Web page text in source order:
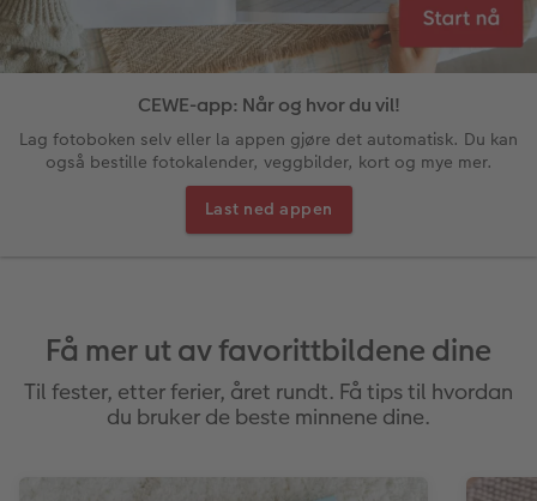
Papirtyper og omslag
Bestillingsmuligheter
Anledninger
Enkel bildeoverføring
Gratis bildelagring
CEWE FOTOBOK Color pop
Panoramaside
Bilde i ramme
Fotolerret
Bilde på skumplate
Galleritrykk
Fotoplakat med kart
Fotoplakat med plakatlist
Fotocollage
Art prints
Bildeboks
Fotoplakat standardpapir
Fotosett
Fremkall engangskameraet
Digitalisering
Inspirasjon
Dekorasjon
Klistremerker
Tekstiler
Skole og kontor
Fyll selv gaveeske
Mobildeksler
Kjæledyr
Ekspresskort
Storformat ekspress
Ekspresskalender
Hvordan fungerer det?
Invitasjoner
Dåp
Design selv
Alle anledninger
Postkort
Kort med fotoinnstikk
Bordkort
Kalenderbok
Ukeplanlegger på akrylglass
Inspirasjon
Valgmuligheter
Tilbehør
CEWE-app: Når og hvor du vil!
Lag fotoboken selv eller la appen gjøre det automatisk. Du kan
også bestille fotokalender, veggbilder, kort og mye mer.
Last ned appen
Få mer ut av favorittbildene dine
Til fester, etter ferier, året rundt. Få tips til hvordan
du bruker de beste minnene dine.